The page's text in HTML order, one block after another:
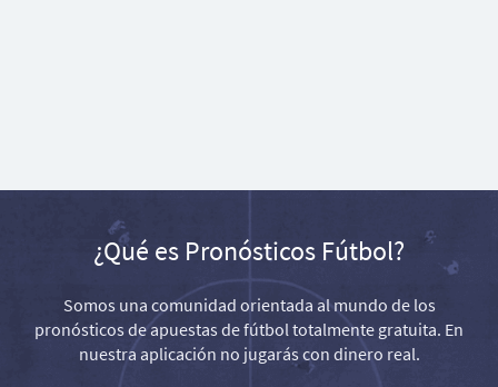
¿Qué es Pronósticos Fútbol?
Somos una comunidad orientada al mundo de los
pronósticos de apuestas de fútbol totalmente gratuita. En
nuestra aplicación no jugarás con dinero real.